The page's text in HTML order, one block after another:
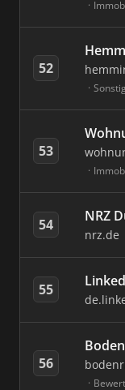
52
53
54 NRZ
nrz.de
55
56